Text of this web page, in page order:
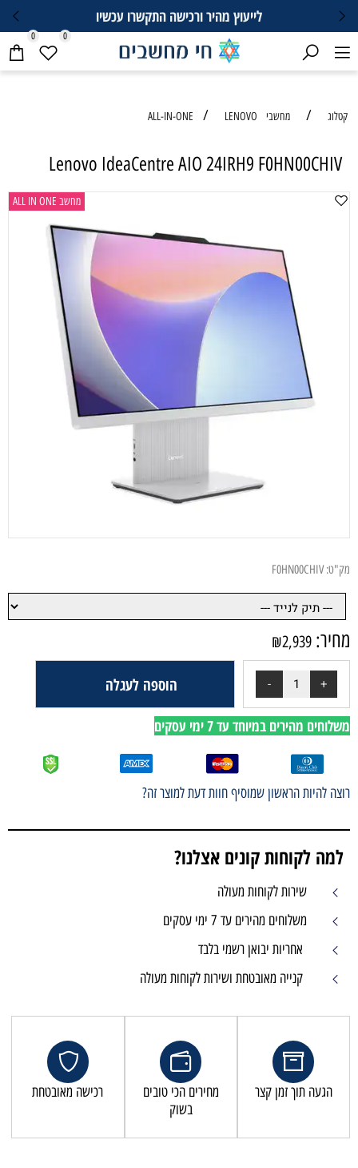
לייעוץ מהיר ורכישה התקשרו עכשיו
0 0
קטלוג / מחשבי ALL-IN-ONE / LENOVO
Lenovo IdeaCentre AIO 24IRH9 F0HN00CHIV
מחשב ALL IN ONE
מק"ט: F0HN00CHIV
מחיר: ₪2,939
הוספה לעגלה
משלוחים מהירים במיוחד עד 7 ימי עסקים
רוצה להיות הראשון שמוסיף חוות דעת למוצר זה?
למה לקוחות קונים אצלנו?
שירות לקוחות מעולה
משלוחים מהירים עד 7 ימי עסקים
אחריות יבואן רשמי בלבד
קנייה מאובטחת ושירות לקוחות מעולה
הגעה תוך זמן קצר
מחירים הכי טובים
בשוק
רכישה מאובטחת